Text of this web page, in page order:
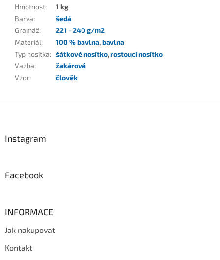
Hmotnost:
1 kg
Barva:
šedá
Gramáž:
221 - 240 g/m2
Materiál: 100 % bavlna,bavlna
Typ nosítka: šátkové nosítko,rostoucí nosítko
Vazba:
žakárová
Vzor: člověk
Instagram
Facebook
INFORMACE
Jak nakupovat
Kontakt